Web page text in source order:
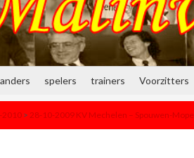
spelers trainers Voorzitters
2010 > 28-10-2009 KV Mechelen – Spouwen-